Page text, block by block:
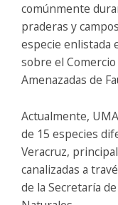
comúnmente
praderas y
especie enlistada
sobre el
Amenazadas de
Actualmente,
de 15 especies
Veracruz,
canalizadas a
de la Secretaría